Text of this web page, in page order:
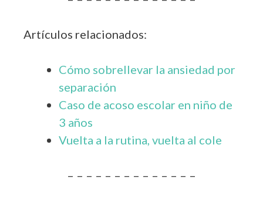
Artículos relacionados:
Cómo sobrellevar la ansiedad por
separación
Caso de acoso escolar en niño de
3 años
Vuelta a la rutina, vuelta al cole
– – – – – – – – – – – – – –